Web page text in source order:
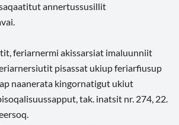
annertussusillit
feriarnermi akissarsiat imaluunniit
pisassat ukiup feriarfiusup
naanerata kingornatigut ukiut
tak. inatsit nr. 274, 22.